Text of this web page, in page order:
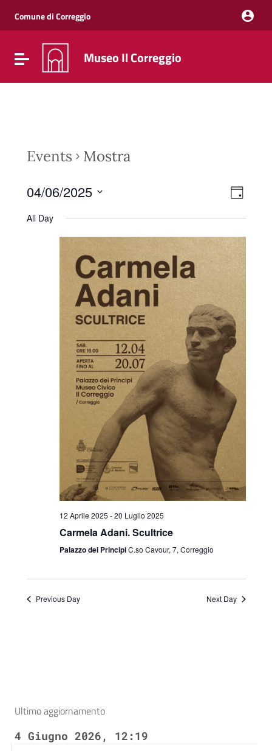
Vai al menu di navigazione
Vai al footer
Comune di Correggio
Attiva / disattiva la navigazione
Museo Il Correggio
Events
Mostra
Views
Event
Views
Day
04/06/2025
date.
All Day
12 Aprile 2025 -20 Luglio 2025
Carmela Adani. Scultrice
Palazzo dei PrincipiC.so Cavour, 7, Correggio
Previous Day Next Day
Ultimo aggiornamento
4 Giugno 2026, 12:19